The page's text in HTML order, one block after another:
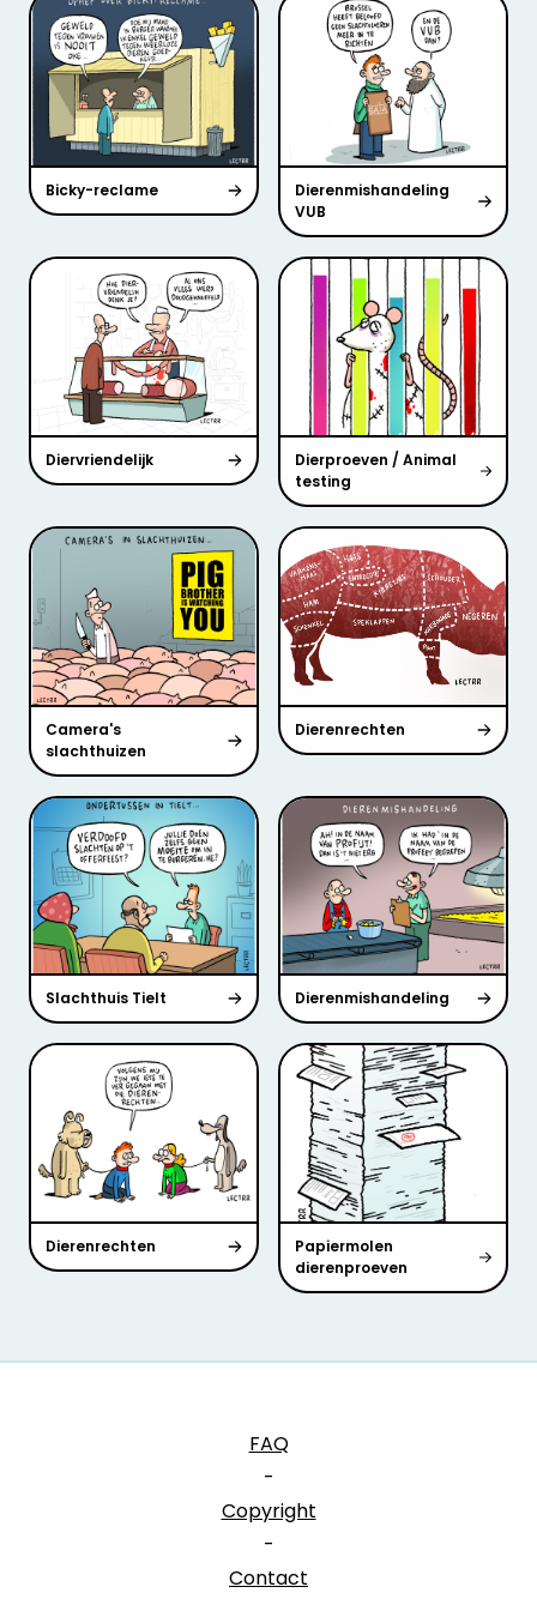
Bicky-reclame
Dierenmishandeling
VUB
Diervriendelijk
Dierproeven / Animal
testing
Camera's
slachthuizen
Dierenrechten
Slachthuis Tielt Dierenmishandeling
Dierenrechten
Papiermolen
dierenproeven
FAQ
-
Copyright
-
Contact